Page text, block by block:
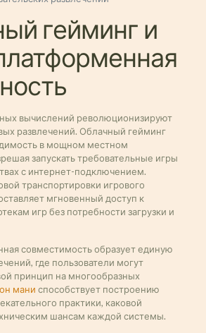
гейминг и
вычислений революционизируют
развлечений. Облачный гейминг
в мощном местном
запускать требовательные игры
с интернет-подключением.
транспортировки игрового
мгновенный доступ к
игр без потребности загрузки и
совместимость образует единую
где пользователи могут
принцип на многообразных
мани способствует построению
практики, каковой
шансам каждой системы.